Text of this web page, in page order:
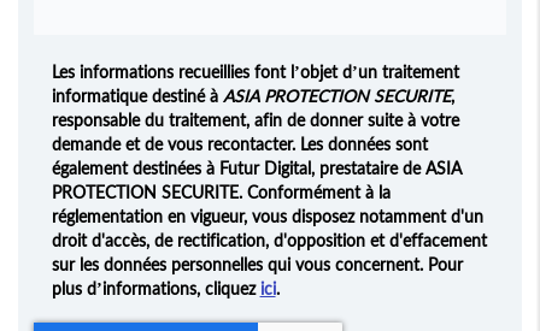
Les informations recueillies font l’objet d’un traitement
informatique destiné àASIA PROTECTION SECURITE,
responsable du traitement, afin de donner suite à votre
demande et de vous recontacter. Les données sont
également destinées à Futur Digital, prestataire de ASIA
PROTECTION SECURITE. Conformément à la
réglementation en vigueur, vous disposez notamment d'un
droit d'accès, de rectification, d'opposition et d'effacement
sur les données personnelles qui vous concernent. Pour
plus d’informations, cliquezici.